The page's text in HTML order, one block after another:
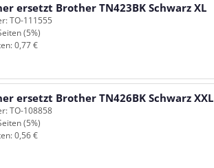
ersetzt Brother TN423BK Schwarz XL
TO-111555
(5%)
0,77 €
ersetzt Brother TN426BK Schwarz XXL
TO-108858
(5%)
0,56 €